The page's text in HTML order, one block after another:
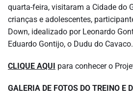
quarta-feira, visitaram a Cidade do
crianças e adolescentes,
Down, idealizado por Leonardo
Eduardo Gontijo, o Dudu do Cavaco.
CLIQUE AQUI para conhecer o
GALERIA DE FOTOS DO TREINO E